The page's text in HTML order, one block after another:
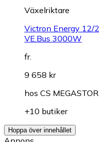
Växelriktare
Victron Energy
VE.Bus 3000W
fr.
9 658 kr
hos CS
+10 butiker
Hoppa över innehållet